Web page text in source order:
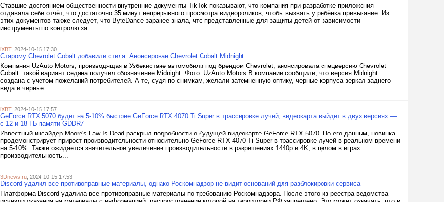
Ставшие достоянием общественности внутренние документы TikTok показывают, что компания при разработке приложения
отдавала себе отчёт, что достаточно 35 минут непрерывного просмотра видеороликов, чтобы вызвать у ребёнка привыкание. Из
этих документов также следует, что ByteDance заранее знала, что представленные для защиты детей от зависимости
инструменты по контролю за...
iXBT, 2024-10-15 17:30
Старому Chevrolet Cobalt добавили стиля. Анонсирован Chevrolet Cobalt Midnight
Компания UzAuto Motors, производящая в Узбекистане автомобили под брендом Chevrolet, анонсировала спецверсию Chevrolet
Cobalt: такой вариант седана получил обозначение Midnight. Фото: UzAuto Motors В компании сообщили, что версия Midnight
создана с учетом пожеланий потребителей. А те, судя по снимкам, желали затемненную оптику, черные корпуса зеркал заднего
вида и черные...
iXBT, 2024-10-15 17:57
GeForce RTX 5070 будет на 5-10% быстрее GeForce RTX 4070 Ti Super в трассировке лучей, видеокарта выйдет в двух версиях —
с 12 и 18 ГБ памяти GDDR7
Известный инсайдер Moore's Law Is Dead раскрыл подробности о будущей видеокарте GeForce RTX 5070. По его данным, новинка
продемонстрирует прирост производительности относительно GeForce RTX 4070 Ti Super в трассировке лучей в реальном времени
на 5-10%. Также ожидается значительное увеличение производительности в разрешениях 1440p и 4K, в целом в играх
производительность...
3Dnews.ru , 2024-10-15 17:53
Discord удалил все противоправные материалы, однако Роскомнадзор не видит оснований для разблокировки сервиса
Платформа Discord удалила все противоправные материалы по требованию Роскомнадзора. После этого из реестра ведомства